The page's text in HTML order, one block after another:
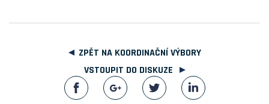
ZPĚT NA KOORDINAČNÍ VÝBORY
VSTOUPIT DO DISKUZE